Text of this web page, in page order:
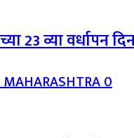
23 व्या वर्धापन
MAHARASHTRA0